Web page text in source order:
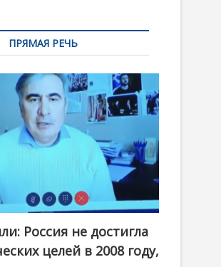
ПРЯМАЯ РЕЧЬ
Россия не достигла
целей в 2008 году,